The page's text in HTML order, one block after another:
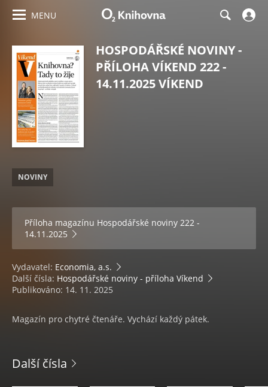
MENU
HOSPODÁŘSKÉ NOVINY -
PŘÍLOHA VÍKEND 222 -
14.11.2025 VÍKEND
NOVINY
Příloha magazínu Hospodářské noviny 222 -
14.11.2025
Vydavatel: Economia, a.s.
Další čísla: Hospodářské noviny - příloha Víkend
Publikováno: 14. 11. 2025
Magazín pro chytré čtenáře. Vychází každý pátek.
Další čísla